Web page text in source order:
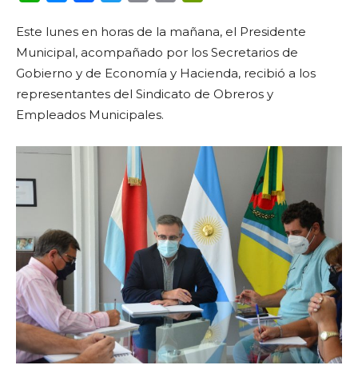
Este lunes en horas de la mañana, el Presidente
Municipal, acompañado por los Secretarios de
Gobierno y de Economía y Hacienda, recibió a los
representantes del Sindicato de Obreros y
Empleados Municipales.